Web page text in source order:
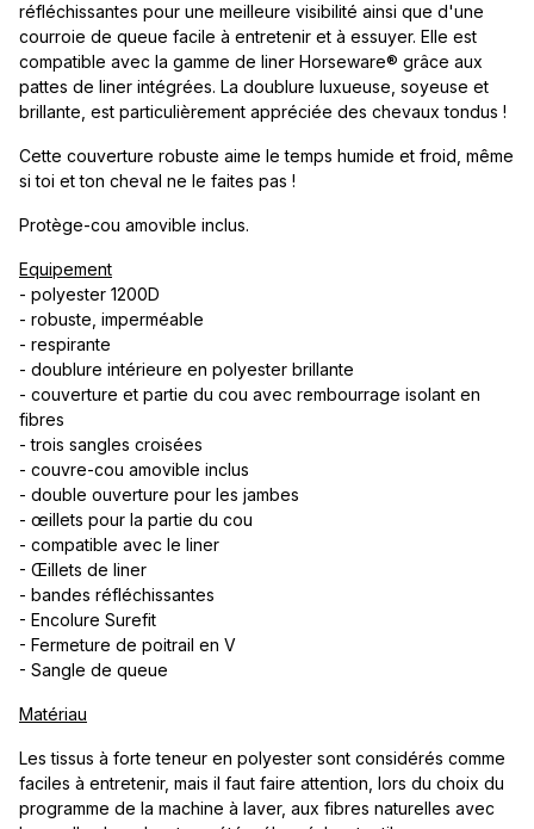
réfléchissantes pour une meilleure visibilité ainsi que d'une
courroie de queue facile à entretenir et à essuyer. Elle est
compatible avec la gamme de liner Horseware® grâce aux
pattes de liner intégrées. La doublure luxueuse, soyeuse et
brillante, est particulièrement appréciée des chevaux tondus !
Cette couverture robuste aime le temps humide et froid, même
si toi et ton cheval ne le faites pas !
Protège-cou amovible inclus.
Equipement
- polyester 1200D
- robuste, imperméable
- respirante
- doublure intérieure en polyester brillante
- couverture et partie du cou avec rembourrage isolant en
fibres
- trois sangles croisées
- couvre-cou amovible inclus
- double ouverture pour les jambes
- œillets pour la partie du cou
- compatible avec le liner
- Œillets de liner
- bandes réfléchissantes
- Encolure Surefit
- Fermeture de poitrail en V
- Sangle de queue
Matériau
Les tissus à forte teneur en polyester sont considérés comme
faciles à entretenir, mais il faut faire attention, lors du choix du
programme de la machine à laver, aux fibres naturelles avec